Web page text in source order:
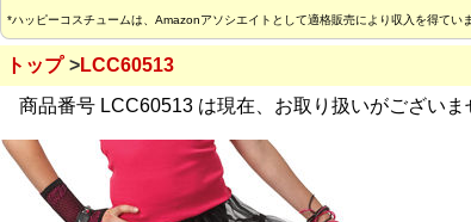
*ハッピーコスチュームは、Amazonアソシエイトとして適格販売により収入を得ていま
トップ
LCC60513
商品番号 LCC60513 は現在、お取り扱いがございま